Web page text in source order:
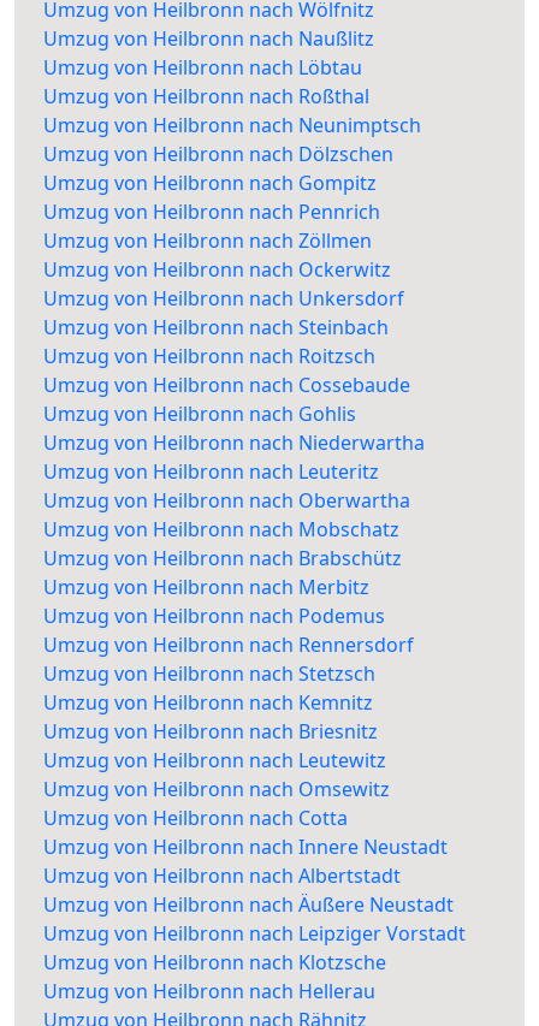
Umzug von Heilbronn nach Wölfnitz
Umzug von Heilbronn nach Naußlitz
Umzug von Heilbronn nach Löbtau
Umzug von Heilbronn nach Roßthal
Umzug von Heilbronn nach Neunimptsch
Umzug von Heilbronn nach Dölzschen
Umzug von Heilbronn nach Gompitz
Umzug von Heilbronn nach Pennrich
Umzug von Heilbronn nach Zöllmen
Umzug von Heilbronn nach Ockerwitz
Umzug von Heilbronn nach Unkersdorf
Umzug von Heilbronn nach Steinbach
Umzug von Heilbronn nach Roitzsch
Umzug von Heilbronn nach Cossebaude
Umzug von Heilbronn nach Gohlis
Umzug von Heilbronn nach Niederwartha
Umzug von Heilbronn nach Leuteritz
Umzug von Heilbronn nach Oberwartha
Umzug von Heilbronn nach Mobschatz
Umzug von Heilbronn nach Brabschütz
Umzug von Heilbronn nach Merbitz
Umzug von Heilbronn nach Podemus
Umzug von Heilbronn nach Rennersdorf
Umzug von Heilbronn nach Stetzsch
Umzug von Heilbronn nach Kemnitz
Umzug von Heilbronn nach Briesnitz
Umzug von Heilbronn nach Leutewitz
Umzug von Heilbronn nach Omsewitz
Umzug von Heilbronn nach Cotta
Umzug von Heilbronn nach Innere Neustadt
Umzug von Heilbronn nach Albertstadt
Umzug von Heilbronn nach Äußere Neustadt
Umzug von Heilbronn nach Leipziger Vorstadt
Umzug von Heilbronn nach Klotzsche
Umzug von Heilbronn nach Hellerau
Umzug von Heilbronn nach Rähnitz